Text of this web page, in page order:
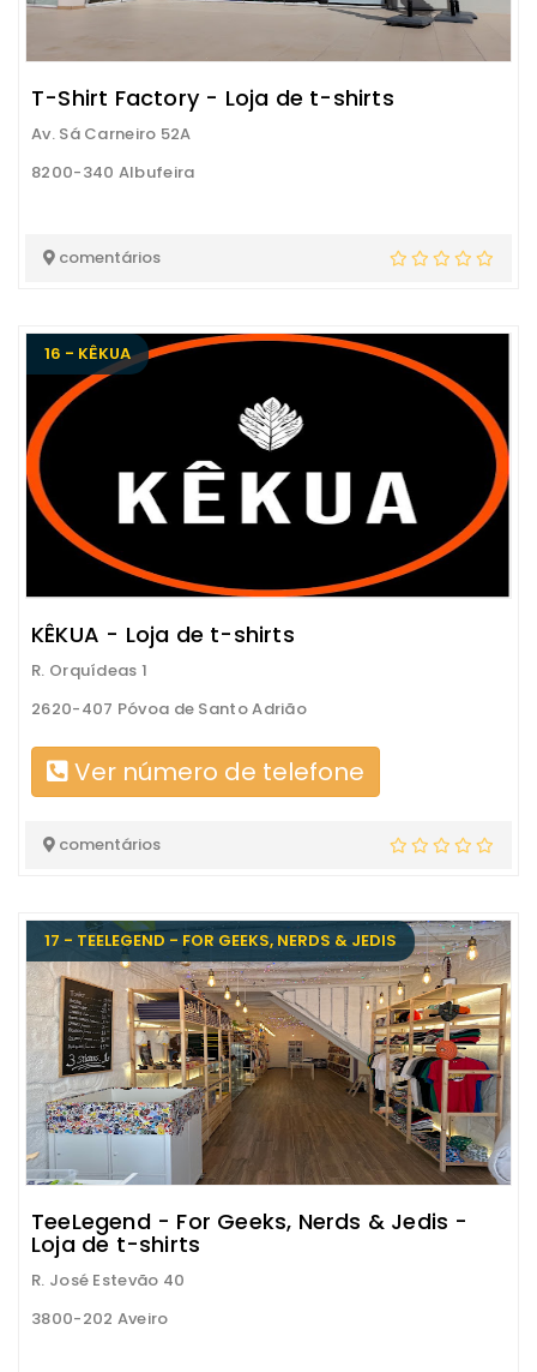
T-Shirt Factory - Loja de t-shirts
Av. Sá Carneiro 52A
8200-340 Albufeira
comentários
16 - KÊKUA
KÊKUA - Loja de t-shirts
R. Orquídeas 1
2620-407 Póvoa de Santo Adrião
Ver número de telefone
comentários
17 - TEELEGEND - FOR GEEKS, NERDS & JEDIS
TeeLegend - For Geeks, Nerds & Jedis -
Loja de t-shirts
R. José Estevão 40
3800-202 Aveiro